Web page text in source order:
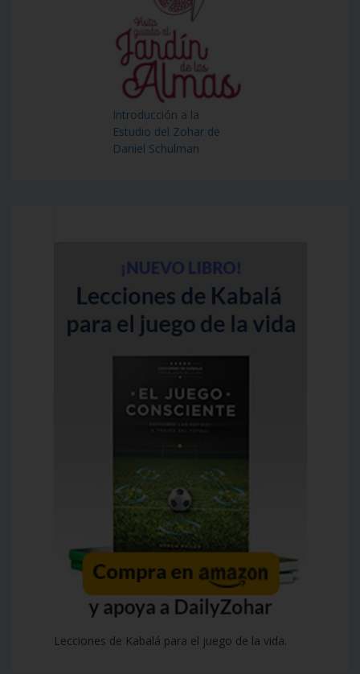
Introducción a la
Estudio del Zohar de
Daniel Schulman
Lecciones de Kabalá para el juego de la vida.